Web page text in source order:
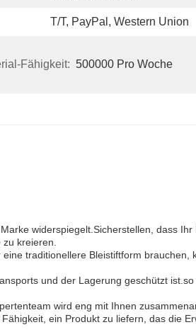
T/T, PayPal, Western Union
Fähigkeit: 500000 Pro Woche
widerspiegelt.Sicherstellen, dass
kreieren.
traditionellere Bleistiftform brauchen,
und der Lagerung geschützt
wird eng mit Ihnen
ein Produkt zu liefern, das die